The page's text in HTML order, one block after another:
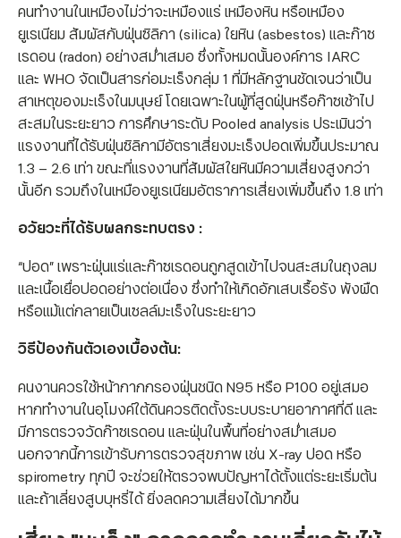
คนทำงานในเหมืองไม่ว่าจะเหมืองแร่ เหมืองหิน หรือเหมือง
ยูเรเนียม สัมผัสกับฝุ่นซิลิกา (silica) ใยหิน (asbestos) และก๊าซ
เรดอน (radon) อย่างสม่ำเสมอ ซึ่งทั้งหมดนั้นองค์การ IARC
และ WHO จัดเป็นสารก่อมะเร็งกลุ่ม 1 ที่มีหลักฐานชัดเจนว่าเป็น
สาเหตุของมะเร็งในมนุษย์ โดยเฉพาะในผู้ที่สูดฝุ่นหรือก๊าซเช้าไป
สะสมในระยะยาว การศึกษาระดับ Pooled analysis ประเมินว่า
แรงงานที่ได้รับฝุ่นซิลิกามีอัตราเสี่ยงมะเร็งปอดเพิ่มขึ้นประมาณ
1.3 – 2.6 เท่า ขณะที่แรงงานที่สัมผัสใยหินมีความเสี่ยงสูงกว่า
นั้นอีก รวมถึงในเหมืองยูเรเนียมอัตราการเสี่ยงเพิ่มขึ้นถึง 1.8 เท่า
อวัยวะที่ได้รับผลกระทบตรง :
“ปอด” เพราะฝุ่นแร่และก๊าซเรดอนถูกสูดเข้าไปจนสะสมในถุงลม
และเนื้อเยื่อปอดอย่างต่อเนื่อง ซึ่งทำให้เกิดอักเสบเรื้อรัง พังผืด
หรือแม้แต่กลายเป็นเซลล์มะเร็งในระยะยาว
วิธีป้องกันตัวเองเบื้องต้น:
คนงานควรใช้หน้ากากกรองฝุ่นชนิด N95 หรือ P100 อยู่เสมอ
หากทำงานในอุโมงค์ใต้ดินควรติดตั้งระบบระบายอากาศที่ดี และ
มีการตรวจวัดก๊าซเรดอน และฝุ่นในพื้นที่อย่างสม่ำเสมอ
นอกจากนี้การเข้ารับการตรวจสุขภาพ เช่น X-ray ปอด หรือ
spirometry ทุกปี จะช่วยให้ตรวจพบปัญหาได้ตั้งแต่ระยะเริ่มต้น
และถ้าเลี่ยงสูบบุหรี่ได้ ยิ่งลดความเสี่ยงได้มากขึ้น